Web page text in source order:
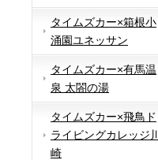
タイムズカー×箱根小
涌園ユネッサン
タイムズカー×有馬温
泉 太閤の湯
タイムズカー×飛鳥ド
ライビングカレッジ川
崎